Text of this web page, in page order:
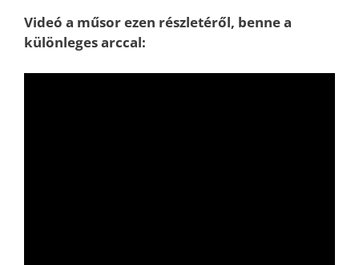
Videó a műsor ezen részletéről, benne a
különleges arccal: